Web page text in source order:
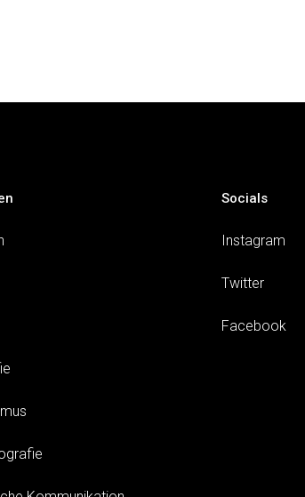
Socials
Instagram
Twitter
Facebook